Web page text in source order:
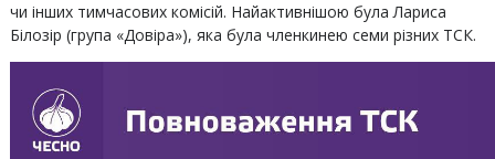
чи інших тимчасових комісій. Найактивнішою була Лариса
Білозір (група «Довіра»), яка була членкинею семи різних ТСК.